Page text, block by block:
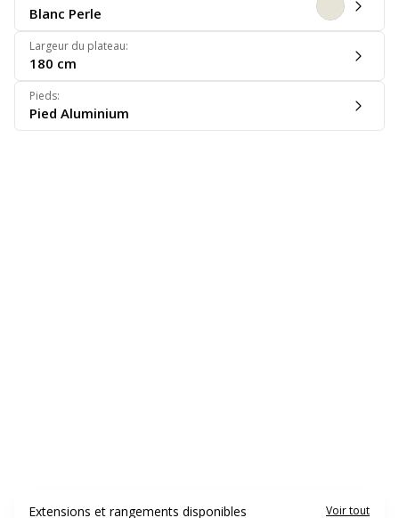
Blanc Perle
Largeur du plateau:
180 cm
Pieds:
Pied Aluminium
Extensions et rangements disponibles Voir tout